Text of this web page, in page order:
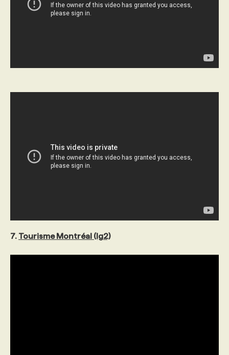
7. Tourisme Montréal (lg2)